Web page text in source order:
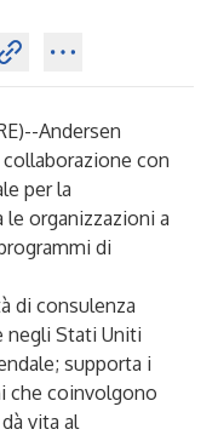
)--Andersen
con
per la
organizzazioni a
di
di consulenza
negli Stati Uniti
supporta i
che coinvolgono
vita al